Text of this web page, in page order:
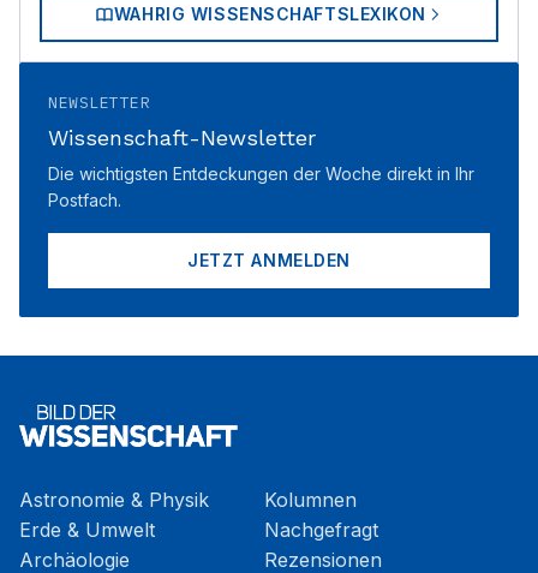
WAHRIG WISSENSCHAFTSLEXIKON
NEWSLETTER
Wissenschaft-Newsletter
Die wichtigsten Entdeckungen der Woche direkt in Ihr
Postfach.
JETZT ANMELDEN
Astronomie & Physik
Erde & Umwelt
Archäologie
Kolumnen
Nachgefragt
Rezensionen